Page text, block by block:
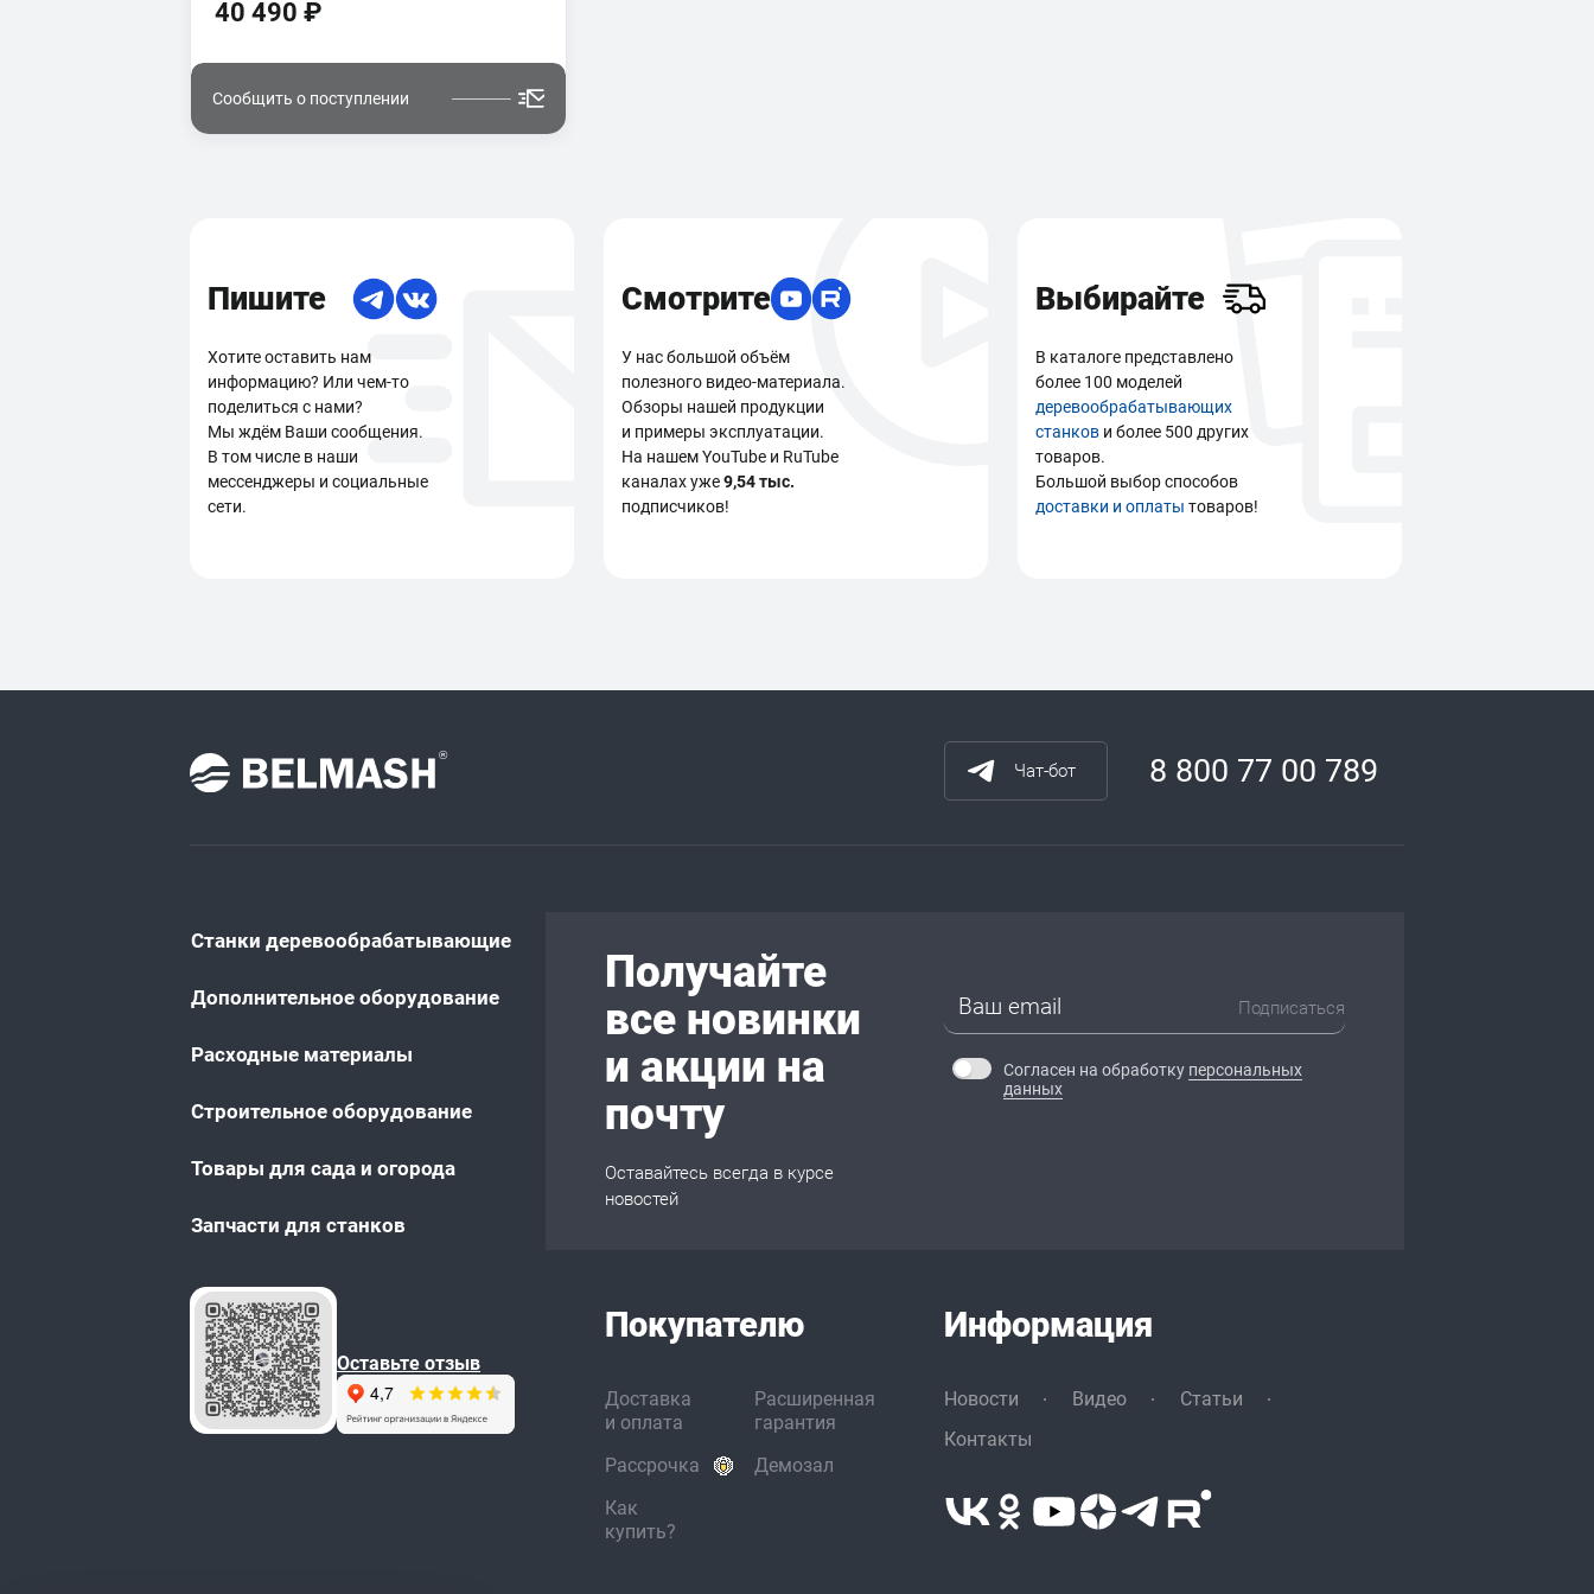
40 490 ₽
Сообщить о поступлении
Пишите
Хотите оставить нам
информацию? Или чем-то
поделиться с нами?
Мы ждём Ваши сообщения.
В том числе в наши
мессенджеры и социальные
сети.
Смотрите
У нас большой объём
полезного видео-материала.
Обзоры нашей продукции
и примеры эксплуатации.
На нашем YouTube и RuTube
каналах уже9,54 тыс.
подписчиков!
Выбирайте
В каталоге представлено
более 100 моделей
деревообрабатывающих
станкови более 500 других
товаров.
Большой выбор способов
доставки и оплаты товаров!
Чат-бот 8 800 77 00 789
Станки деревообрабатывающие
Дополнительное оборудование
Расходные материалы
Строительное оборудование
Товары для сада и огорода
Запчасти для станков
Оставьте отзыв
Получайте
все новинки
и акции на
почту
Оставайтесь всегда в курсе
новостей
Подписаться
Согласен на обработку персональных
данных
Покупателю
Доставка
и оплата
Рассрочка
Как
купить?
Расширенная
гарантия
Демозал
Информация
Новости Видео
Статьи
Контакты